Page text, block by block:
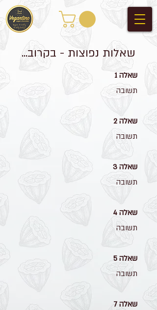
שאלות נפוצות - בקרוב...
שאלה 1
תשובה
שאלה 2
תשובה
שאלה 3
תשובה
שאלה 4
תשובה
שאלה 5
תשובה
שאלה 7